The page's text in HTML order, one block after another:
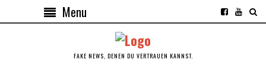
Menu
FAKE NEWS, DENEN DU VERTRAUEN KANNST.